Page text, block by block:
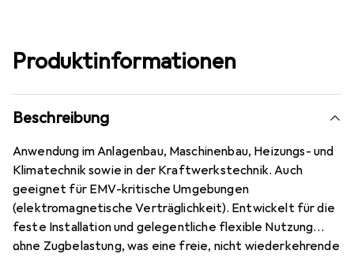
Produktinformationen
Beschreibung
Anwendung im Anlagenbau, Maschinenbau, Heizungs- und
Klimatechnik sowie in der Kraftwerkstechnik. Auch
geeignet für EMV-kritische Umgebungen
(elektromagnetische Verträglichkeit). Entwickelt für die
feste Installation und gelegentliche flexible Nutzung
ohne Zugbelastung, was eine freie, nicht wiederkehrende